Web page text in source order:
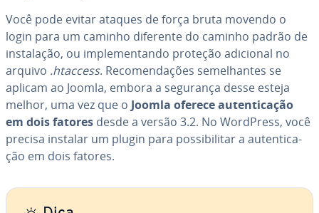
Você pode evitar ataques de força bruta movendo o
login para um caminho diferente do caminho padrão de
ins­ta­la­ção, ou im­ple­men­tando proteção adicional no
arquivo .htaccess. Re­co­men­da­ções se­me­lhan­tes se
aplicam ao Joomla, embora a segurança desse esteja
melhor, uma vez que o Joomla oferece au­ten­ti­ca­ção
em dois fatores desde a versão 3.2. No WordPress, você
precisa instalar um plugin para pos­si­bi­li­tar a au­ten­ti­ca­
ção em dois fatores.